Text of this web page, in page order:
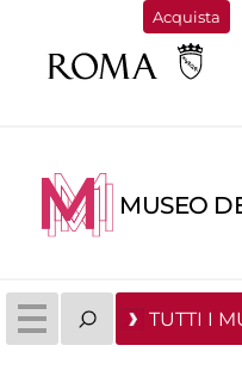
Acquista
MUSEO
TUTTI I